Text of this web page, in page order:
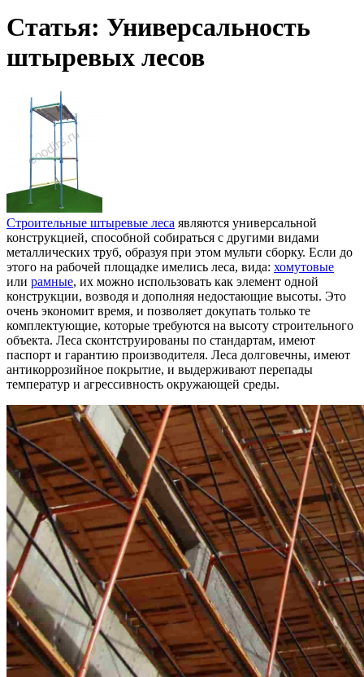
Статья: Универсальность
штыревых лесов
Строительные штыревые леса являются универсальной
конструкцией, способной собираться с другими видами
металлических труб, образуя при этом мульти сборку. Если до
этого на рабочей площадке имелись леса, вида: хомутовые
или рамные, их можно использовать как элемент одной
конструкции, возводя и дополняя недостающие высоты. Это
очень экономит время, и позволяет докупать только те
комплектующие, которые требуются на высоту строительного
объекта. Леса сконтструированы по стандартам, имеют
паспорт и гарантию производителя. Леса долговечны, имеют
антикоррозийное покрытие, и выдерживают перепады
температур и агрессивность окружающей среды.